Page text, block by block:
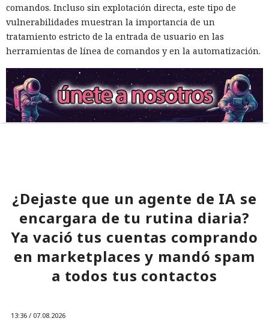
comandos. Incluso sin explotación directa, este tipo de
vulnerabilidades muestran la importancia de un
tratamiento estricto de la entrada de usuario en las
herramientas de línea de comandos y en la automatización.
¿Dejaste que un agente de IA se
encargara de tu rutina diaria?
Ya vació tus cuentas comprando
en marketplaces y mandó spam
a todos tus contactos
13:36 / 07.08.2026